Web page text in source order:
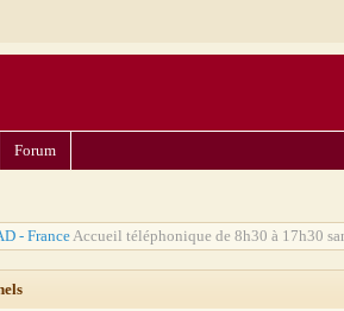
Forum
- FranceAccueil téléphonique de 8h30 à 17h30